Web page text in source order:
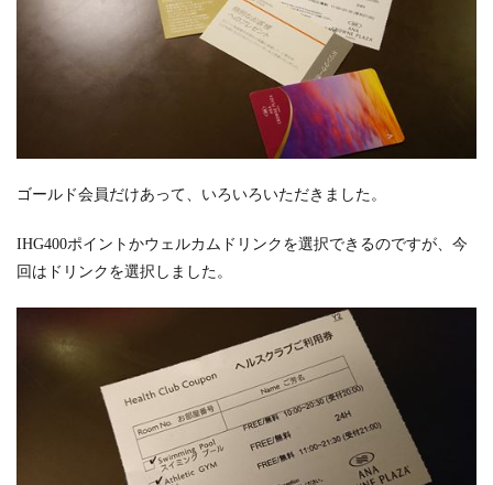
ゴールド会員だけあって、いろいろいただきました。
IHG400ポイントかウェルカムドリンクを選択できるのですが、今
回はドリンクを選択しました。